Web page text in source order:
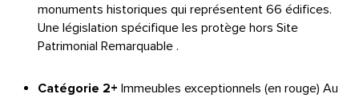
monuments historiques qui représentent 66 édifices.
Une législation spécifique les protège hors Site
Patrimonial Remarquable .
Catégorie 2+ Immeubles exceptionnels (en rouge) Au